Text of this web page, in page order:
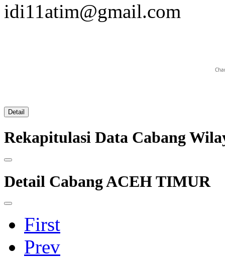
idi11atim@gmail.com
Detail
Rekapitulasi Data Cabang
Detail Cabang ACEH TIMUR
First
Prev